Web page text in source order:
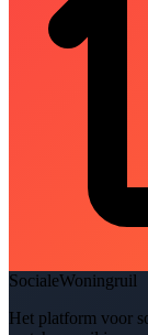
SocialeWoningruil
Het platform voor